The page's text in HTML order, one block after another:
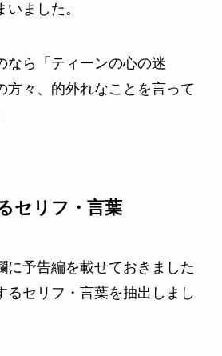
ました。
なら「ティーンの心の迷
方々、的外れなことを言って
セリフ・言葉
に予告編を載せておきました
るセリフ・言葉を抽出しまし